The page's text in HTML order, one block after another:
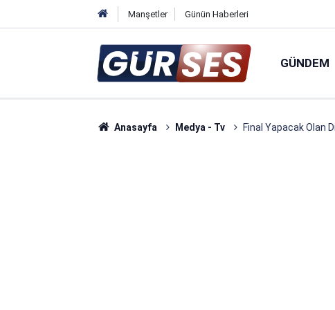
Manşetler Günün Haberleri
GÜNDEM
Anasayfa Medya - Tv Final Yapacak Olan